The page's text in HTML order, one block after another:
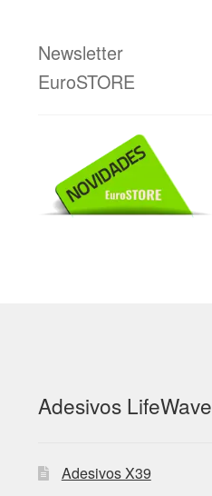
Newsletter
EuroSTORE
Adesivos LifeWave
Adesivos X39